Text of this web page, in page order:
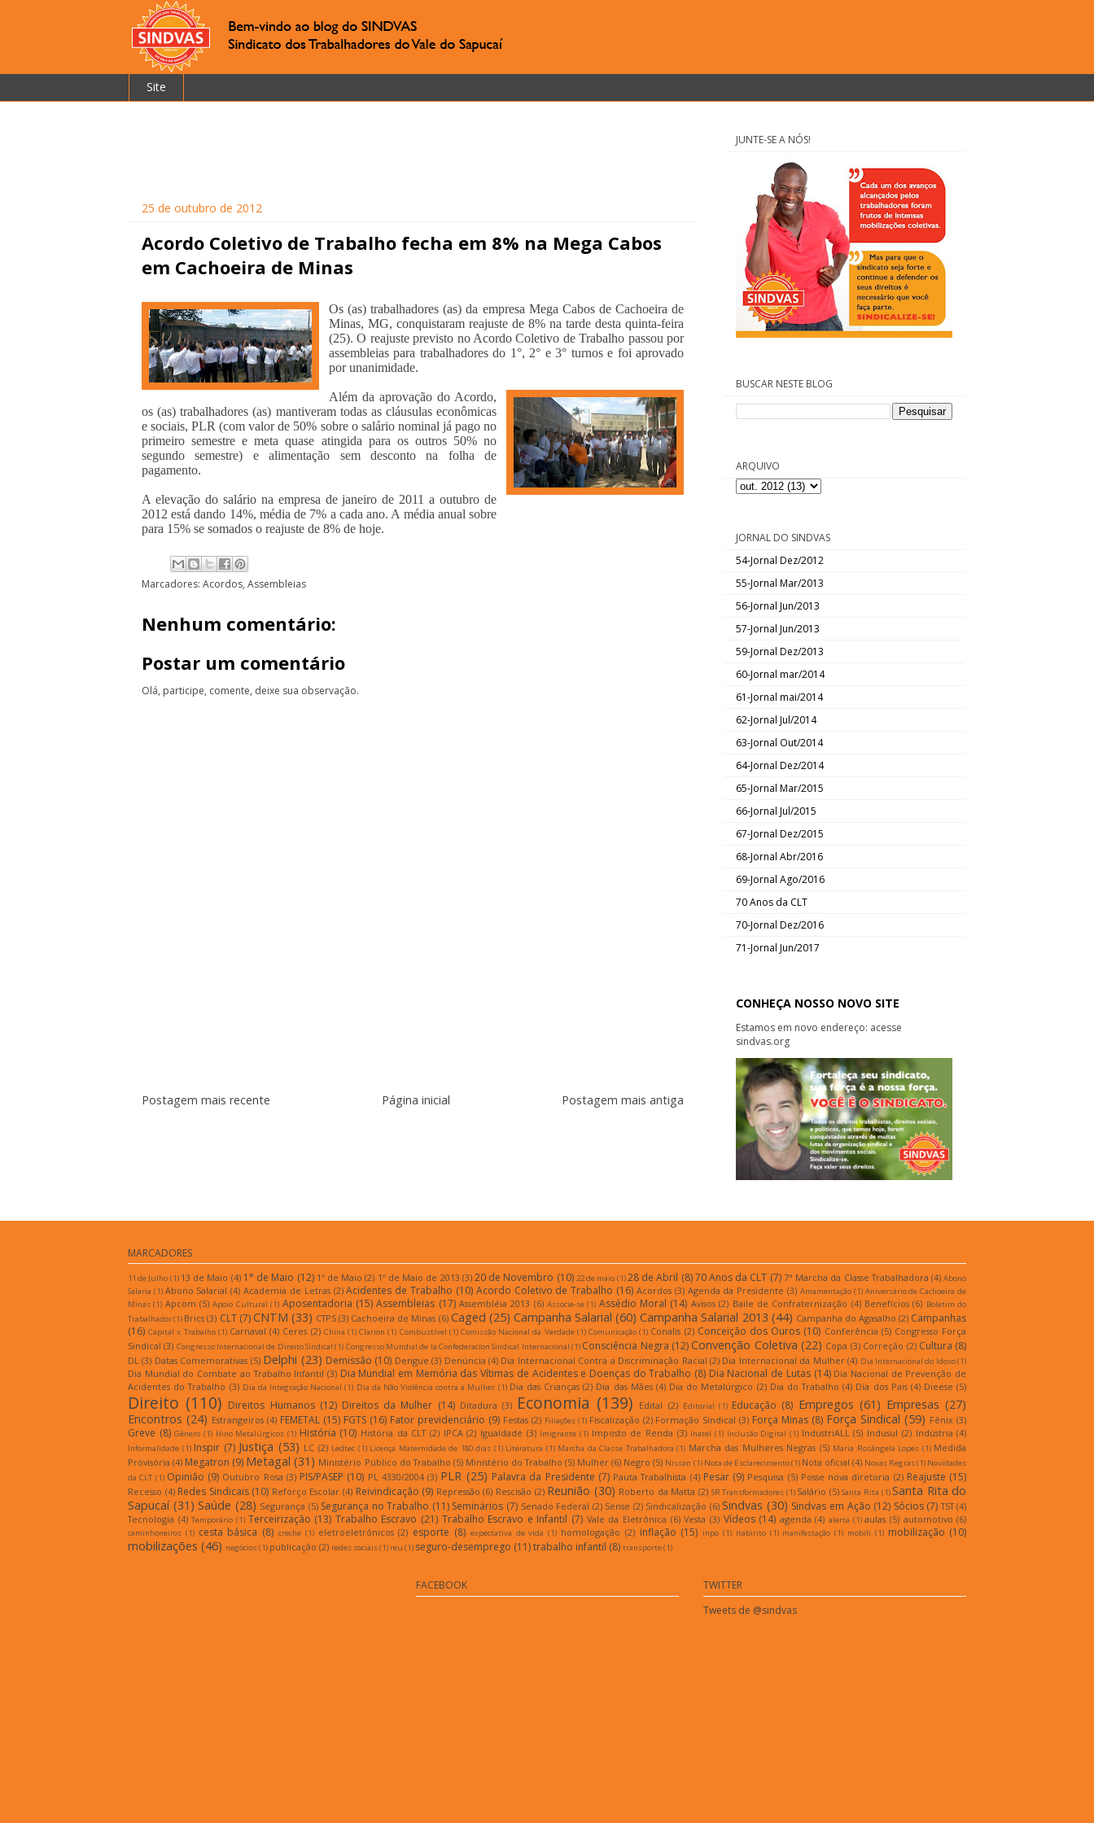
Site
25 de outubro de 2012
Acordo Coletivo de Trabalho fecha em 8% na Mega Cabos
em Cachoeira de Minas
Os (as) trabalhadores (as) da empresa Mega Cabos de Cachoeira de
Minas, MG, conquistaram reajuste de 8% na tarde desta quinta-feira
(25). O reajuste previsto no Acordo Coletivo de Trabalho passou por
assembleias para trabalhadores do 1°, 2° e 3° turnos e foi aprovado
por unanimidade.
Além da aprovação do Acordo,
os (as) trabalhadores (as) mantiveram todas as cláusulas econômicas
e sociais, PLR (com valor de 50% sobre o salário nominal já pago no
primeiro semestre e meta quase atingida para os outros 50% no
segundo semestre) e alimentação sem desconto na folha de
pagamento.
A elevação do salário na empresa de janeiro de 2011 a outubro de
2012 está dando 14%, média de 7% a cada ano. A média anual sobre
para 15% se somados o reajuste de 8% de hoje.
Marcadores: Acordos, Assembleias
Nenhum comentário:
Postar um comentário
Olá, participe, comente, deixe sua observação.
Postagem mais recente Postagem mais antiga
Página inicial
JUNTE-SE A NÓS!
BUSCAR NESTE BLOG
ARQUIVO
JORNAL DO SINDVAS
54-Jornal Dez/2012
55-Jornal Mar/2013
56-Jornal Jun/2013
57-Jornal Jun/2013
59-Jornal Dez/2013
60-Jornal mar/2014
61-Jornal mai/2014
62-Jornal Jul/2014
63-Jornal Out/2014
64-Jornal Dez/2014
65-Jornal Mar/2015
66-Jornal Jul/2015
67-Jornal Dez/2015
68-Jornal Abr/2016
69-Jornal Ago/2016
70 Anos da CLT
70-Jornal Dez/2016
71-Jornal Jun/2017
CONHEÇA NOSSO NOVO SITE
Estamos em novo endereço: acesse
sindvas.org
MARCADORES
11 de Julho (1) 13 de Maio (4) 1° de Maio (12) 1º de Maio (2) 1º de Maio de 2013 (3) 20 de Novembro (10) 22 de maio (1)28 de Abril (8) 70 Anos da CLT (7) 7ª Marcha da Classe Trabalhadora (4) Abono
Salaria (1) Abono Salarial (4) Academia de Letras (2) Acidentes de Trabalho (10) Acordo Coletivo de Trabalho (16) Acordos (3) Agenda da Presidente (3) Amamentação (1) Aniversário de Cachoeira de
Minas (1) Apcom (5) Apoio Cultural (1) Aposentadoria (15) Assembleias (17) Assembléia 2013 (6) Associe-se (1) Assédio Moral (14) Avisos (2) Baile de Confraternização (4) Benefícios (6) Boletim do
Trabalhador(1) Brics (3) CLT (7)CNTM (33) CTPS (3) Cachoeira de Minas (6) Caged (25) Campanha Salarial (60) Campanha Salarial 2013 (44) Campanha do Agasalho (2) Campanhas
(16) Capital x Trabalho (1) Carnaval (4) Ceres (2) China (1) Clarion (1) Combustível (1) Comissão Nacional da Verdade (1) Comunicação (1) Conalis (2) Conceição dos Ouros (10) Conferência (5) Congresso Força
Sindical (3) Congresso Internacional de Direito Sindical (1) Congresso Mundial de la Confederacíon Sindical Internacional (1) Consciência Negra (12) Convenção Coletiva (22) Copa (3) Correção (2) Cultura (8)
DL (3) Datas Comemorativas (5) Delphi (23) Demissão (10) Dengue (3) Denúncia (4) Dia Internacional Contra a Discriminação Racial (2) Dia Internacional da Mulher (4) Dia Internacional do Idoso(1)
Dia Mundial do Combate ao Trabalho Infantil (3) Dia Mundial em Memória das Vítimas de Acidentes e Doenças do Trabalho (8) Dia Nacional de Lutas (14) Dia Nacional de Prevenção de
Acidentes do Trabalho (3) Dia da Integração Nacional (1) Dia da Não Violência contra a Mulher (1) Dia das Crianças (2) Dia das Mães (4) Dia do Metalúrgico (2) Dia do Trabalho (4) Dia dos Pais (4) Dieese (5)
Direito (110) Direitos Humanos (12) Direitos da Mulher (14) Ditadura (3) Economia (139) Edital (2) Editorial (1) Educação (8) Empregos (61) Empresas (27)
Encontros (24) Estrangeiros (4) FEMETAL (15) FGTS (16) Fator previdenciário (9) Festas (2) Filiações (1) Fiscalização (2) Formação Sindical (3) Força Minas (8) Força Sindical (59) Fênix (3)
Greve (8) Gênero (1) Hino Metalúrgicos (1) História (10) História da CLT (2) IPCA (2) Igualdade (3) Imigrante (1) Imposto de Renda (3) Inatel (1) Inclusão Digital (1) IndustriALL (5) Indusul (2) Indústria (4)
Informalidade (1) Inspir (7) Justiça (53) LC (2) Ledtec (1) Licença Maternidade de 180 dias (1) Literatura (1) Marcha da Classe Trabalhadora (1) Marcha das Mulheres Negras (5) Maria Rosângela Lopes (1) Medida
Provisória (4) Megatron (9) Metagal (31) Ministério Público do Trabalho (5) Ministério do Trabalho (5) Mulher (6) Negro (5) Nissan (1) Nota de Esclarecimento(1) Nota oficial (4) Novas Regras(1) Novidades
da CLT (1) Opinião (9) Outubro Rosa (3) PIS/PASEP (10) PL 4330/2004 (3) PLR (25) Palavra da Presidente (7) Pauta Trabalhista (4) Pesar (9) Pesquisa (5) Posse nova diretoria (2) Reajuste (15)
Recesso (4) Redes Sindicais (10) Reforço Escolar (4) Reivindicação (9) Repressão (6) Rescisão (2) Reunião (30) Roberto da Matta (2) SR Transformadores (1) Salário (5) Santa Rita (1)Santa Rita do
Sapucaí (31) Saúde (28) Segurança (5) Segurança no Trabalho (11) Seminários (7) Senado Federal (2) Sense (2) Sindicalização (6) Sindvas (30) Sindvas em Ação (12) Sócios (7) TST (4)
Tecnologia (4) Temporário (1) Terceirização (13) Trabalho Escravo (21) Trabalho Escravo e Infantil (7) Vale da Eletrônica (6) Vesta (3) Vídeos (14) agenda (4) alerta (1) aulas (5) automotivo (6)
caminhoneiros (1) cesta básica (8) creche (1) eletroeletrônicos (2) esporte (8) expectativa de vida (1) homologação (2) inflação (15) inpo (1) itabirito (1) manifestação (1) mobili (1) mobilização (10)
mobilizações (46) negócios(1) publicação (2) redes sociais(1) reu (1) seguro-desemprego (11)trabalho infantil (8) transporte(1)
FACEBOOK
TWITTER
Tweets de @sindvas